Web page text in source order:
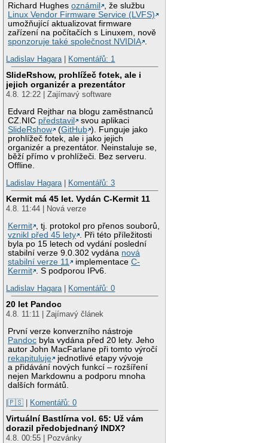
Richard Hughesoznámil
, že službu
Linux Vendor Firmware Service (LVFS)
umožňující aktualizovat firmware
zařízení na počítačích s Linuxem, nově
sponzoruje také společnost NVIDIA
Ladislav Hagara| Komentářů: 1
SlideRshow, prohlížeč fotek, ale i
jejich organizér a prezentátor
4.8. 12:22 | Zajímavý software
Edvard Rejthar na blogu zaměstnanců
CZ.NIC představil
svou aplikaci
SlideRshow
(GitHub ). Funguje jako
prohlížeč fotek, ale i jako jejich
organizér a prezentátor. Neinstaluje se,
běží přímo v prohlížeči. Bez serveru.
Offline.
Ladislav Hagara| Komentářů: 3
Kermit má 45 let. Vydán C-Kermit 11
4.8. 11:44 | Nová verze
Kermit
, tj. protokol pro přenos souborů,
vznikl před 45 lety
. Při této příležitosti
byla po 15 letech od vydání poslední
stabilní verze 9.0.302 vydána nová
stabilní verze 11
implementaceC-
Kermit
. S podporou IPv6.
Ladislav Hagara| Komentářů: 0
20 let Pandoc
4.8. 11:11 | Zajímavý článek
První verze konverzního nástroje
Pandoc byla vydána před 20 lety. Jeho
autor John MacFarlane při tomto výročí
rekapituluje
jednotlivé etapy vývoje
a přidávání nových funkcí – rozšíření
nejen Markdownu a podporu mnoha
dalších formátů.
|🇵🇸
Komentářů: 0
Virtuální Bastlírna vol. 65: Už vám
dorazil předobjednaný INDX?
4.8. 00:55 | Pozvánky